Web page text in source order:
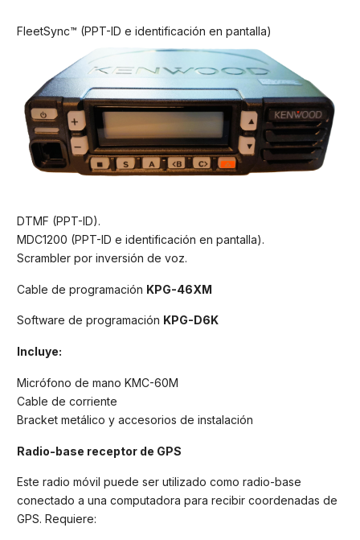
FleetSync™ (PPT-ID e identificación en pantalla)
DTMF (PPT-ID).
MDC1200 (PPT-ID e identificación en pantalla).
Scrambler por inversión de voz.
Cable de programación KPG-46XM
Software de programación KPG-D6K
Incluye:
Micrófono de mano KMC-60M
Cable de corriente
Bracket metálico y accesorios de instalación
Radio-base receptor de GPS
Este radio móvil puede ser utilizado como radio-base
conectado a una computadora para recibir coordenadas de
GPS. Requiere: